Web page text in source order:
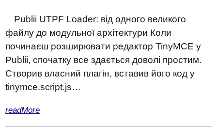
Publii UTPF Loader: від одного великого
файлу до модульної архітектури Коли
починаєш розширювати редактор TinyMCE у
Publii, спочатку все здається доволі простим.
Створив власний плагін, вставив його код у
tinymce.script.js…
readMore